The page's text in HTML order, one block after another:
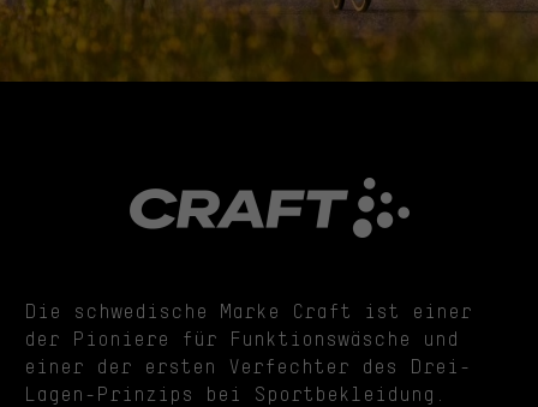
Die schwedische Marke Craft ist einer
der Pioniere für Funktionswäsche und
einer der ersten Verfechter des Drei-
Lagen-Prinzips bei Sportbekleidung.